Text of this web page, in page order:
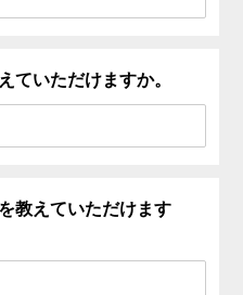
ていただけますか。
教えていただけます